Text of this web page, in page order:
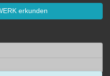
erkunden